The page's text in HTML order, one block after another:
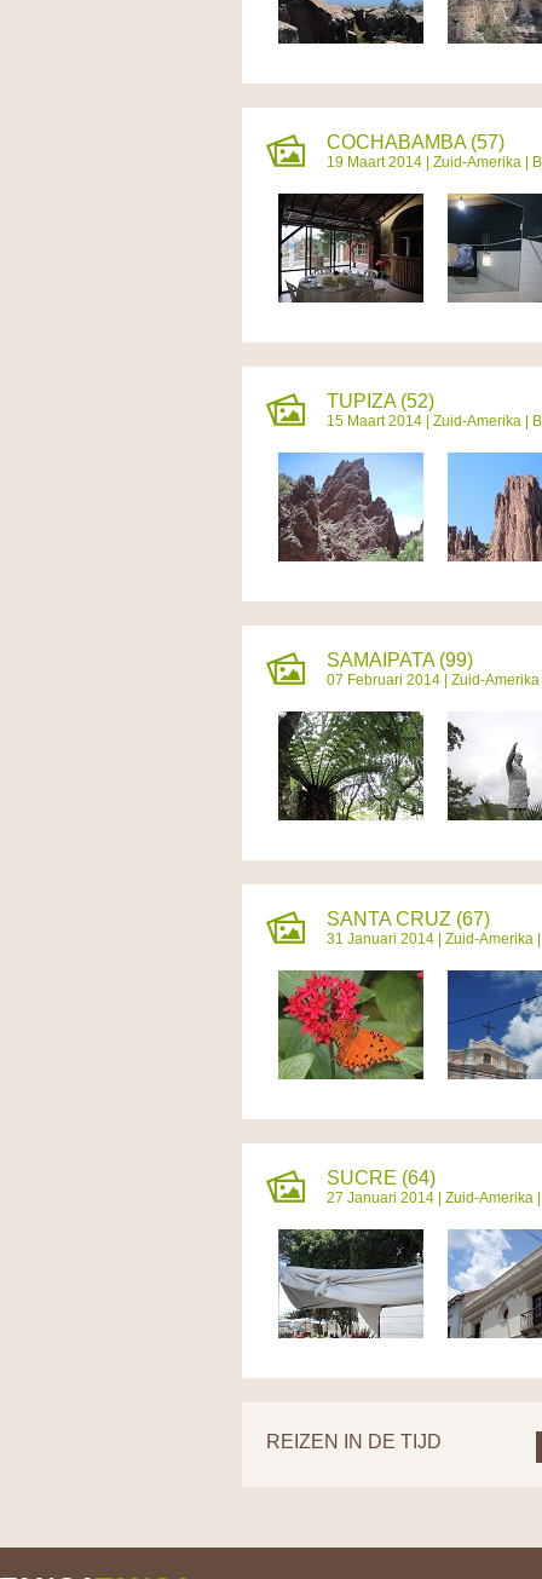
COCHABAMBA (57)
19 Maart 2014 | Zuid-Amerika |
TUPIZA (52)
15 Maart 2014 | Zuid-Amerika |
SAMAIPATA (99)
07 Februari 2014 | Zuid-Amerika
SANTA CRUZ (67)
31 Januari 2014 | Zuid-Amerika
SUCRE (64)
27 Januari 2014 | Zuid-Amerika
REIZEN IN DE TIJD